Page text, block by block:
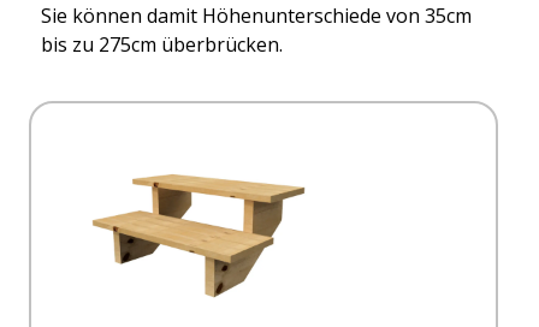
Sie können damit Höhenunterschiede von 35cm
bis zu 275cm überbrücken.